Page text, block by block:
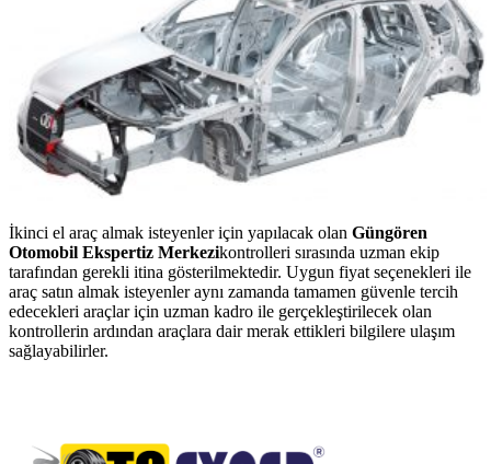
İkinci el araç almak isteyenler için yapılacak olan Güngören
Otomobil Ekspertiz Merkezikontrolleri sırasında uzman ekip
tarafından gerekli itina gösterilmektedir. Uygun fiyat seçenekleri ile
araç satın almak isteyenler aynı zamanda tamamen güvenle tercih
edecekleri araçlar için uzman kadro ile gerçekleştirilecek olan
kontrollerin ardından araçlara dair merak ettikleri bilgilere ulaşım
sağlayabilirler.